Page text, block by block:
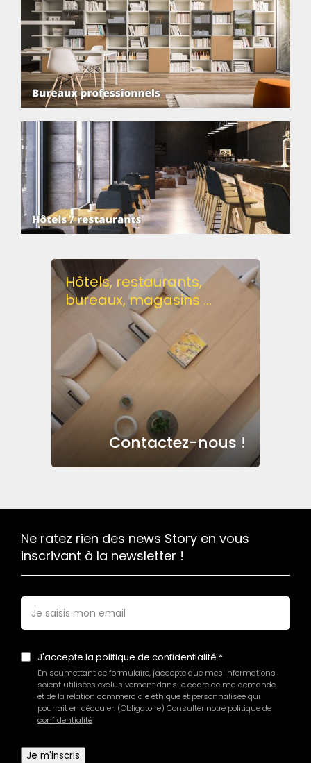
Hôtels, restaurants,
bureaux, magasins ...
Contactez-nous !
Ne ratez rien des news Story en vous
inscrivant à la newsletter !
E-
mail
*
J'accepte la politique de confidentialité
En soumettant ce formulaire, j'accepte que mes informations
soient utilisées exclusivement dans le cadre de ma demande
et de la relation commerciale éthique et personnalisée qui
pourrait en découler. (Obligatoire) Consulter notre politique de
confidentialité
Je m'inscris